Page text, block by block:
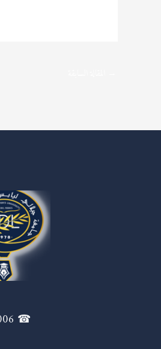
☎ 048799006